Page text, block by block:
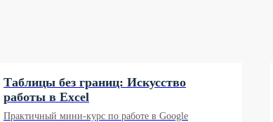
Таблицы без границ: Искусство
работы в Excel
Практичный мини-курс по работе в Google